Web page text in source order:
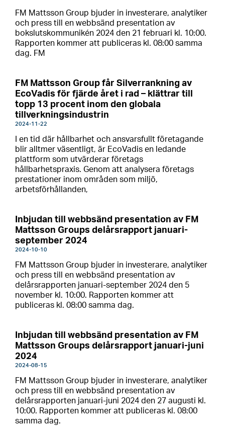
FM Mattsson Group bjuder in investerare, analytiker
och press till en webbsänd presentation av
bokslutskommunikén 2024 den 21 februari kl. 10:00.
Rapporten kommer att publiceras kl. 08:00 samma
dag. FM
FM Mattsson Group får Silverrankning av
EcoVadis för fjärde året i rad – klättrar till
topp 13 procent inom den globala
tillverkningsindustrin
2024-11-22
I en tid där hållbarhet och ansvarsfullt företagande
blir alltmer väsentligt, är EcoVadis en ledande
plattform som utvärderar företags
hållbarhetspraxis. Genom att analysera företags
prestationer inom områden som miljö,
arbetsförhållanden,
Inbjudan till webbsänd presentation av FM
Mattsson Groups delårsrapport januari-
september 2024
2024-10-10
FM Mattsson Group bjuder in investerare, analytiker
och press till en webbsänd presentation av
delårsrapporten januari-september 2024 den 5
november kl. 10:00. Rapporten kommer att
publiceras kl. 08:00 samma dag.
Inbjudan till webbsänd presentation av FM
Mattsson Groups delårsrapport januari-juni
2024
2024-08-15
FM Mattsson Group bjuder in investerare, analytiker
och press till en webbsänd presentation av
delårsrapporten januari-juni 2024 den 27 augusti kl.
10:00. Rapporten kommer att publiceras kl. 08:00
samma dag.